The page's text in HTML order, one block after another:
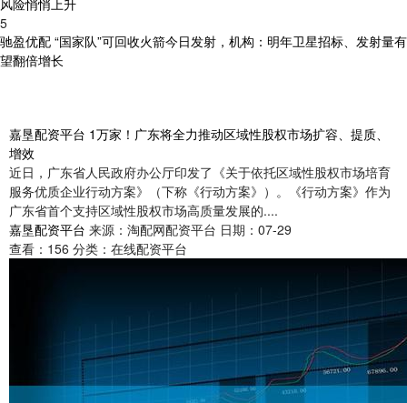
风险悄悄上升
5
驰盈优配 “国家队”可回收火箭今日发射，机构：明年卫星招标、发射量有
望翻倍增长
嘉垦配资平台 1万家！广东将全力推动区域性股权市场扩容、提质、
增效
近日，广东省人民政府办公厅印发了《关于依托区域性股权市场培育
服务优质企业行动方案》（下称《行动方案》）。《行动方案》作为
广东省首个支持区域性股权市场高质量发展的....
嘉垦配资平台 来源：淘配网配资平台 日期：07-29
查看： 156 分类： 在线配资平台